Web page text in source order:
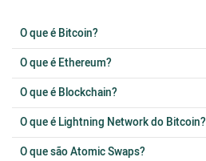
O que é Bitcoin?
O que é Ethereum?
O que é Blockchain?
O que é Lightning Network do Bitcoin?
O que são Atomic Swaps?